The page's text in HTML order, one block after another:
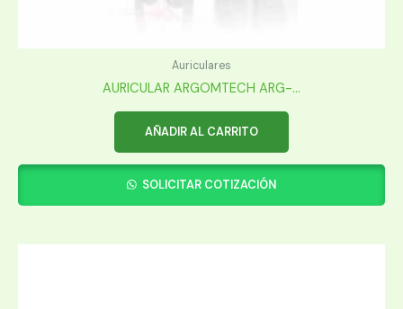
Auriculares
AURICULAR ARGOMTECH ARG-...
AÑADIR AL CARRITO
SOLICITAR COTIZACIÓN